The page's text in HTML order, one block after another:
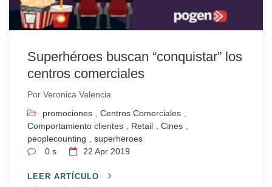
Superhéroes buscan “conquistar” los
centros comerciales
Por Veronica Valencia
promociones
Centros Comerciales
Comportamiento clientes
Retail Cines
peoplecounting
superheroes
0 s
22 Apr 2019
LEER ARTÍCULO